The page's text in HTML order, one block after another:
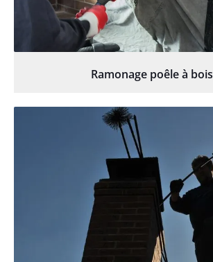
Ramonage poêle à bois